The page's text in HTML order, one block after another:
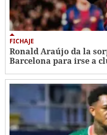
FICHAJE
Ronald Araújo da la
Barcelona para irse a